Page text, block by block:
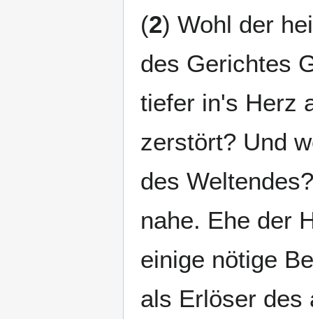
(2) Wohl der
des Gerichtes
tiefer in's Herz
zerstört? Und
des
nahe. Ehe der
einige nötige
als Erlöser des